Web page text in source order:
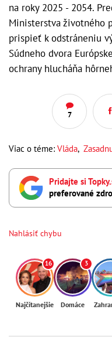
na roky 2025 - 2054.
Ministerstva životného
prispieť k odstráneniu
Súdneho dvora
ochrany hlucháňa
7
Viac o téme: Vláda,
Pridajte si
preferované
Nahlásiť chybu
16
Najčítanejšie
3
Domáce